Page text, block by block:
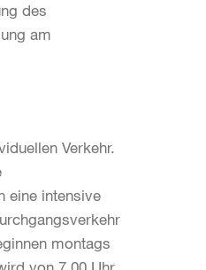
des
am
Verkehr.
eine intensive
montags